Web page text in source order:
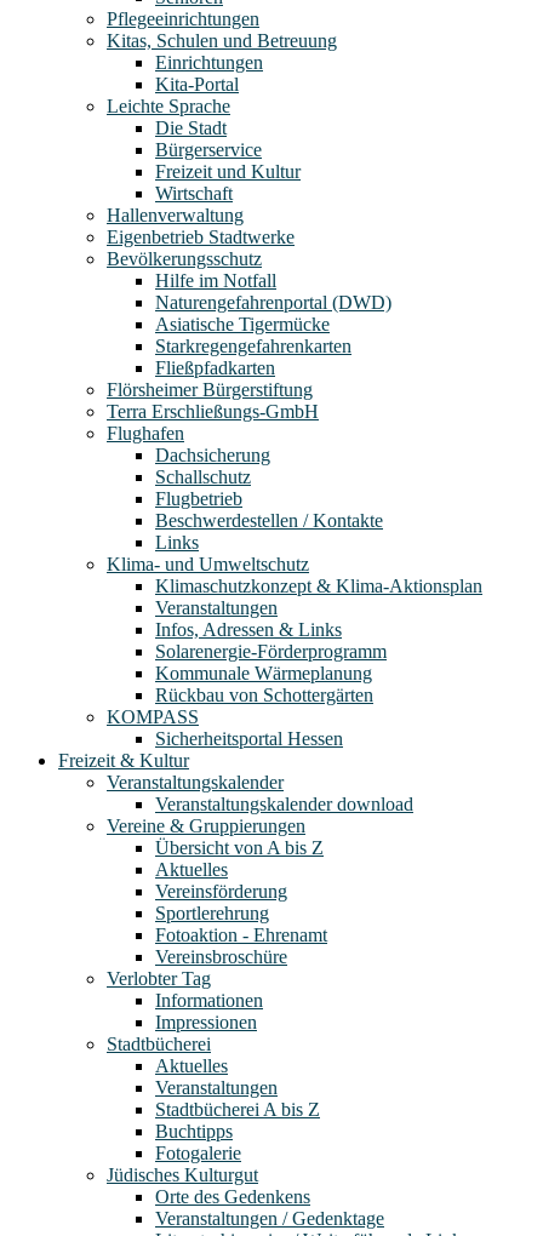
Pflegeeinrichtungen
Kitas, Schulen und Betreuung
Einrichtungen
Kita-Portal
Leichte Sprache
Die Stadt
Bürgerservice
Freizeit und Kultur
Wirtschaft
Hallenverwaltung
Eigenbetrieb Stadtwerke
Bevölkerungsschutz
Hilfe im Notfall
Naturengefahrenportal (DWD)
Asiatische Tigermücke
Starkregengefahrenkarten
Fließpfadkarten
Flörsheimer Bürgerstiftung
Terra Erschließungs-GmbH
Flughafen
Dachsicherung
Schallschutz
Flugbetrieb
Beschwerdestellen / Kontakte
Links
Klima- und Umweltschutz
Klimaschutzkonzept & Klima-Aktionsplan
Veranstaltungen
Infos, Adressen & Links
Solarenergie-Förderprogramm
Kommunale Wärmeplanung
Rückbau von Schottergärten
KOMPASS
Sicherheitsportal Hessen
Freizeit & Kultur
Veranstaltungskalender
Veranstaltungskalender download
Vereine & Gruppierungen
Übersicht von A bis Z
Aktuelles
Vereinsförderung
Sportlerehrung
Fotoaktion - Ehrenamt
Vereinsbroschüre
Verlobter Tag
Informationen
Impressionen
Stadtbücherei
Aktuelles
Veranstaltungen
Stadtbücherei A bis Z
Buchtipps
Fotogalerie
Jüdisches Kulturgut
Orte des Gedenkens
Veranstaltungen / Gedenktage